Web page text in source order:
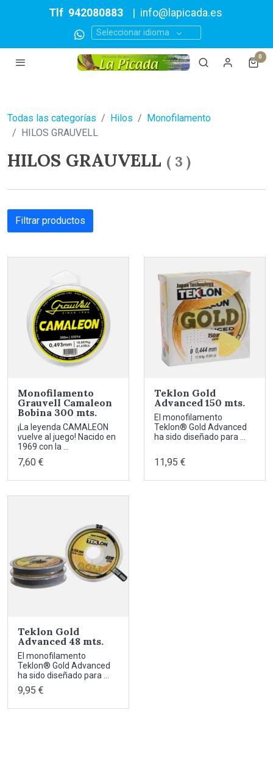
Tlf 942080883 info@lapicada.es
Seleccionar idioma
0
Todas las categorías Hilos
Monofilamento
HILOS GRAUVELL
HILOS GRAUVELL ( 3 )
Filtrar productos
Monofilamento
Grauvell Camaleon
Bobina 300 mts.
¡La leyenda CAMALEON
vuelve al juego! Nacido en
1969 con la ...
7,60 €
Teklon Gold
Advanced 150 mts.
El monofilamento
Teklon® Gold Advanced
ha sido diseñado para ...
11,95 €
Teklon Gold
Advanced 48 mts.
El monofilamento
Teklon® Gold Advanced
ha sido diseñado para ...
9,95 €